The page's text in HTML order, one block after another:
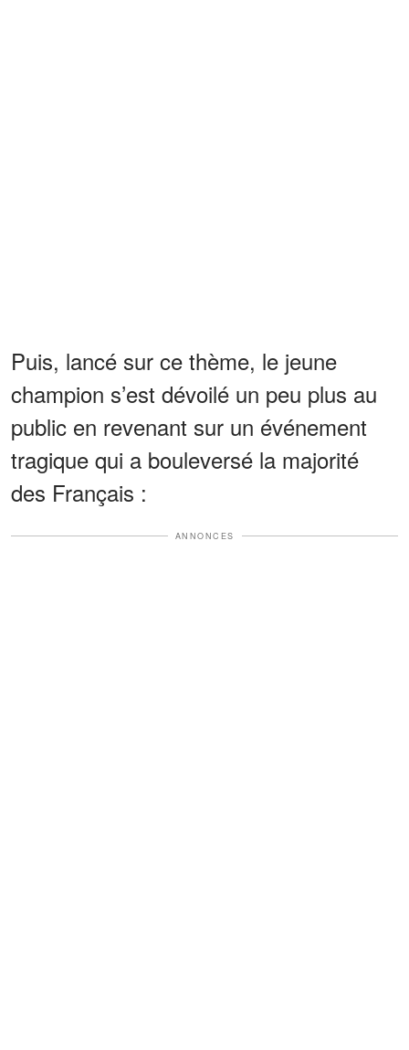
Puis, lancé sur ce thème, le jeune
champion s’est dévoilé un peu plus au
public en revenant sur un événement
tragique qui a bouleversé la majorité
des Français :
ANNONCES